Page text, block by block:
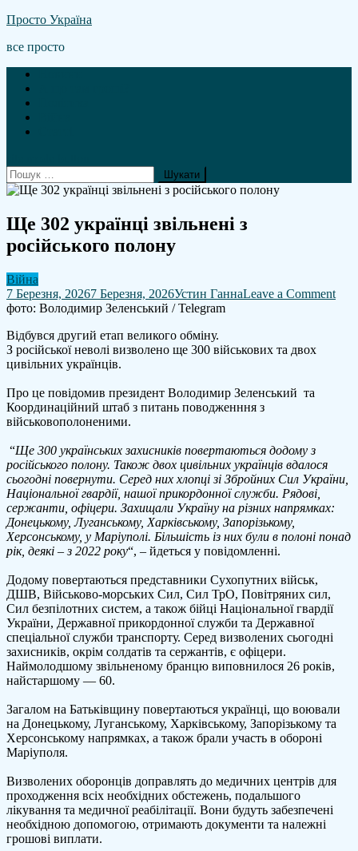
Skip
content
Просто Україна
все просто
Пошук:
Ще 302 українці звільнені з
російського полону
Війна
7 Березня, 20267 Березня, 2026Устин ГаннаLeave a Commenton
фото: Володимир Зеленський / Telegram
Відбувся другий етап великого обміну.
З російської неволі визволено ще 300 військових та двох
цивільних українців.
Про це повідомив президент Володимир Зеленський та
Координаційний штаб з питань поводженння з
військовополоненими.
“Ще 300 українських захисників повертаються додому з
російського полону. Також двох цивільних українців вдалося
сьогодні повернути. Серед них хлопці зі Збройних Сил України,
Національної гвардії, нашої прикордонної служби. Рядові,
сержанти, офіцери. Захищали Україну на різних напрямках:
Донецькому, Луганському, Харківському, Запорізькому,
Херсонському, у Маріуполі. Більшість із них були в полоні понад
рік, деякі – з 2022 року“, – йдеться у повідомленні.
Додому повертаються представники Сухопутних військ,
ДШВ, Військово-морських Сил, Сил ТрО, Повітряних сил,
Сил безпілотних систем, а також бійці Національної гвардії
України, Державної прикордонної служби та Державної
спеціальної служби транспорту. Серед визволених сьогодні
захисників, окрім солдатів та сержантів, є офіцери.
Наймолодшому звільненому бранцю виповнилося 26 років,
найстаршому — 60.
Загалом на Батьківщину повертаються українці, що воювали
на Донецькому, Луганському, Харківському, Запорізькому та
Херсонському напрямках, а також брали участь в обороні
Маріуполя.
Визволених оборонців доправлять до медичних центрів для
проходження всіх необхідних обстежень, подальшого
лікування та медичної реабілітації. Вони будуть забезпечені
необхідною допомогою, отримають документи та належні
грошові виплати.